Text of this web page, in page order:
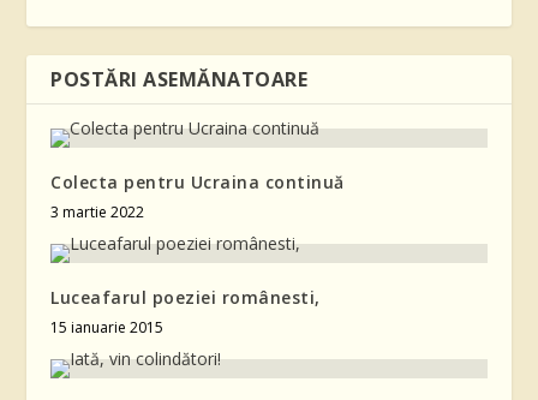
POSTĂRI ASEMĂNATOARE
Colecta pentru Ucraina continuă
3 martie 2022
Luceafarul poeziei românesti,
15 ianuarie 2015